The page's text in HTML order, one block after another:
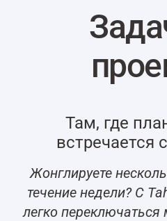
Там, где
встречается
Жонглируете
течение недели? С
легко